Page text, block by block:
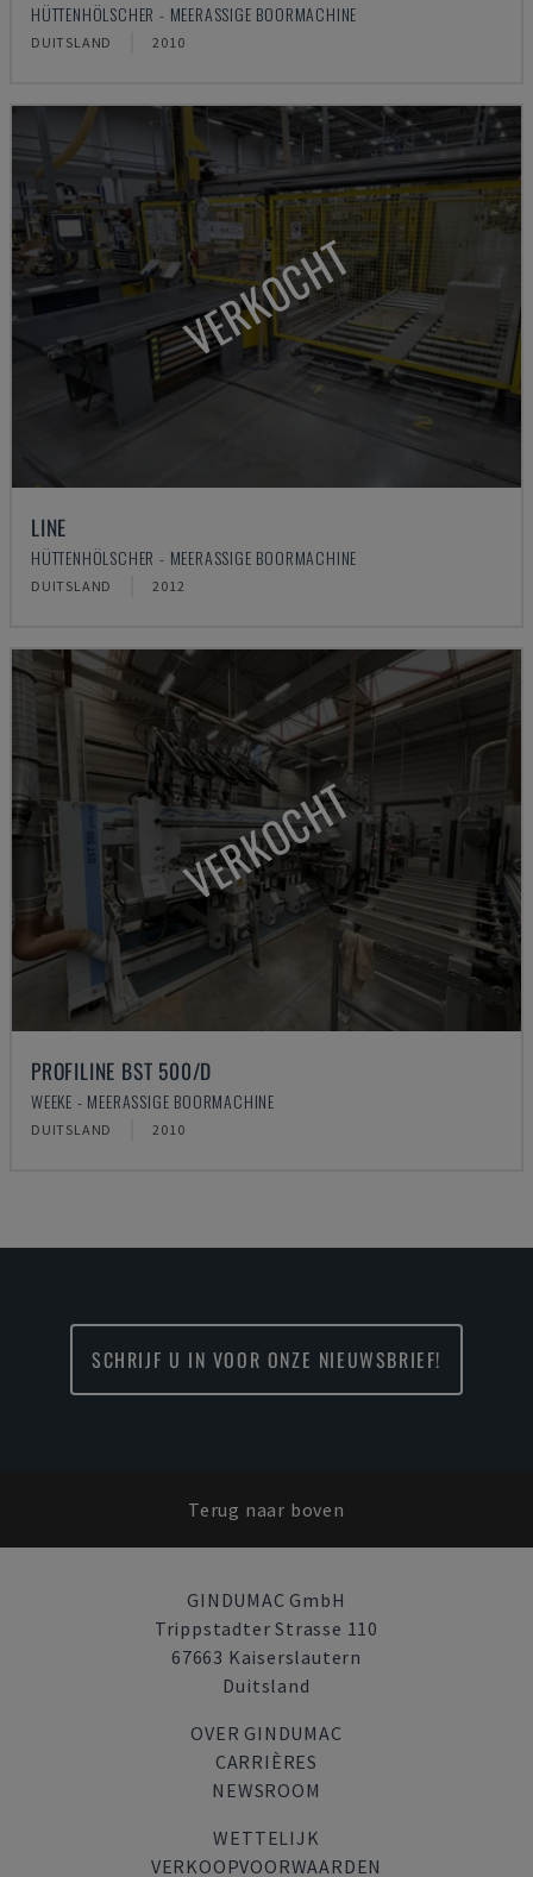
HÜTTENHÖLSCHER - MEERASSIGE BOORMACHINE
DUITSLAND 2010
VERKOCHT
LINE
HÜTTENHÖLSCHER - MEERASSIGE BOORMACHINE
DUITSLAND 2012
VERKOCHT
PROFILINE BST 500/D
WEEKE - MEERASSIGE BOORMACHINE
DUITSLAND 2010
SCHRIJF U IN VOOR ONZE NIEUWSBRIEF!
Terug naar boven
GINDUMAC GmbH
Trippstadter Strasse 110
67663 Kaiserslautern
Duitsland
OVER GINDUMAC
CARRIÈRES
NEWSROOM
WETTELIJK
VERKOOPVOORWAARDEN